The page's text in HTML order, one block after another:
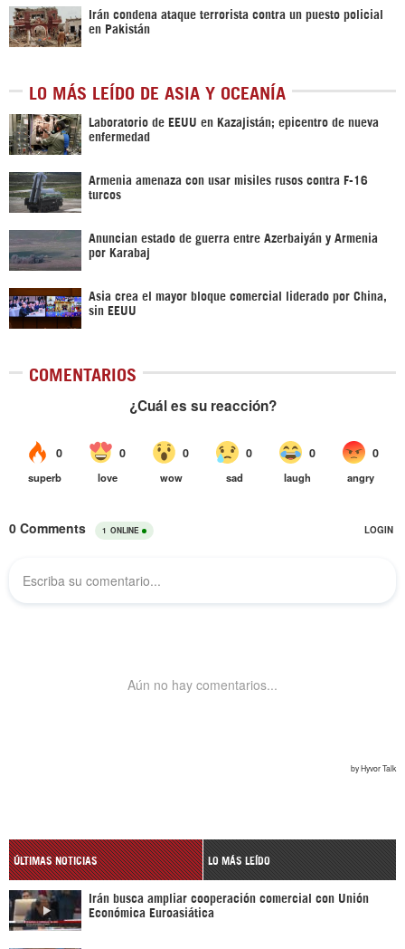
Irán condena ataque terrorista contra un puesto policial
en Pakistán
LO MÁS LEÍDO DE ASIA Y OCEANÍA
Laboratorio de EEUU en Kazajistán; epicentro de nueva
enfermedad
Armenia amenaza con usar misiles rusos contra F-16
turcos
Anuncian estado de guerra entre Azerbaiyán y Armenia
por Karabaj
Asia crea el mayor bloque comercial liderado por China,
sin EEUU
COMENTARIOS
ÚLTIMAS NOTICIAS LO MÁS LEÍDO
Irán busca ampliar cooperación comercial con Unión
Económica Euroasiática